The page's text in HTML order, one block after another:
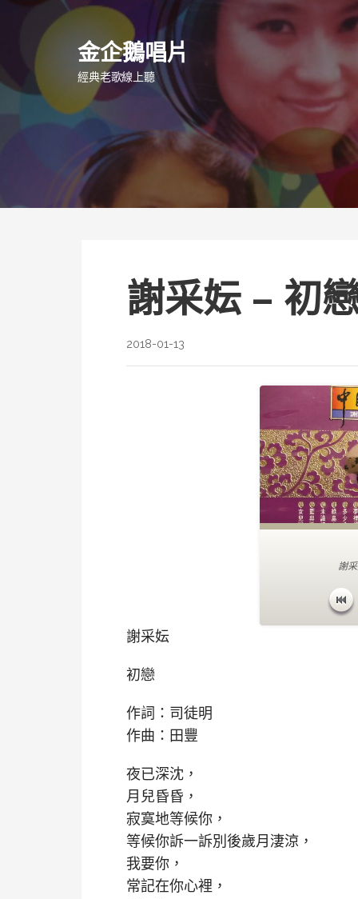
內
金企鵝唱片
經典老歌線上聽
謝采妘 – 初
2018-01-13
謝
謝采妘
初戀
作詞：司徒明
作曲：田豐
夜已深沈，
月兒昏昏，
寂寞地等候你，
等候你訴一訴別後歲月淒涼，
我要你，
常記在你心裡，